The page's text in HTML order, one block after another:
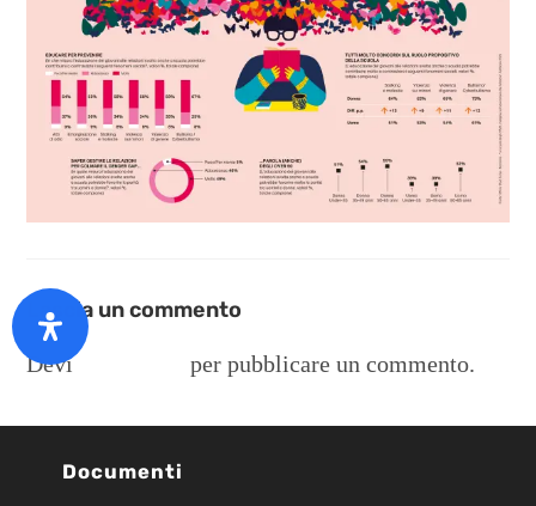
Lascia un commento
Devi per pubblicare un commento.
Documenti